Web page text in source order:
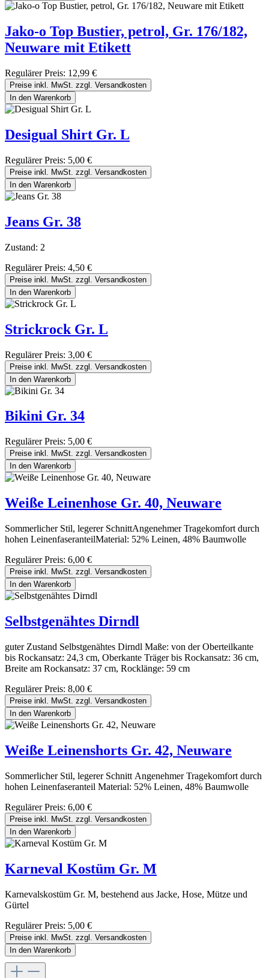
Jako-o Top Bustier, petrol, Gr. 176/182,
Neuware mit Etikett
Regulärer Preis: 12,99 €
Preise inkl. MwSt. zzgl. Versandkosten
In den Warenkorb
Desigual Shirt Gr. L
Regulärer Preis: 5,00 €
Preise inkl. MwSt. zzgl. Versandkosten
In den Warenkorb
Jeans Gr. 38
Zustand: 2
Regulärer Preis: 4,50 €
Preise inkl. MwSt. zzgl. Versandkosten
In den Warenkorb
Strickrock Gr. L
Regulärer Preis: 3,00 €
Preise inkl. MwSt. zzgl. Versandkosten
In den Warenkorb
Bikini Gr. 34
Regulärer Preis: 5,00 €
Preise inkl. MwSt. zzgl. Versandkosten
In den Warenkorb
Weiße Leinenhose Gr. 40, Neuware
Sommerlicher Stil, legerer SchnittAngenehmer Tragekomfort durch
hohen LeinenfaseranteilMaterial: 52% Leinen, 48% Baumwolle
Regulärer Preis: 6,00 €
Preise inkl. MwSt. zzgl. Versandkosten
In den Warenkorb
Selbstgenähtes Dirndl
guter Zustand Selbstgenähtes Dirndl Maße: von der Oberteilkante
bis Rockansatz: 24,3 cm, Oberkante Träger bis Rockansatz: 36 cm,
Breite am Rockansatz: 37 cm, Rocklänge: 59 cm
Regulärer Preis: 8,00 €
Preise inkl. MwSt. zzgl. Versandkosten
In den Warenkorb
Weiße Leinenshorts Gr. 42, Neuware
Sommerlicher Stil, legerer Schnitt Angenehmer Tragekomfort durch
hohen Leinenfaseranteil Material: 52% Leinen, 48% Baumwolle
Regulärer Preis: 6,00 €
Preise inkl. MwSt. zzgl. Versandkosten
In den Warenkorb
Karneval Kostüm Gr. M
Karnevalskostüm Gr. M, bestehend aus Jacke, Hose, Mütze und
Gürtel
Regulärer Preis: 5,00 €
Preise inkl. MwSt. zzgl. Versandkosten
In den Warenkorb